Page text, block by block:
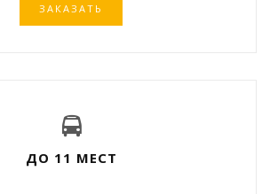
ЗАКАЗАТЬ
ДО 11 МЕСТ